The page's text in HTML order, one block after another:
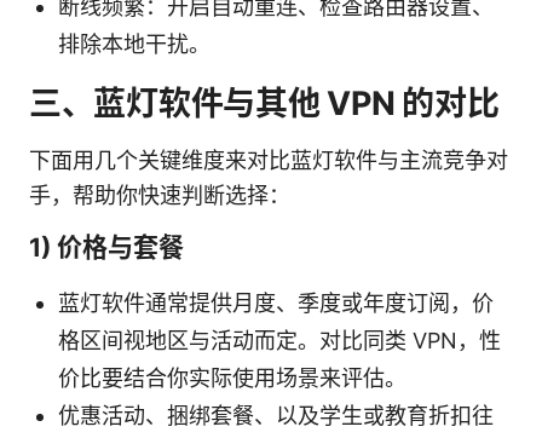
断线频繁：开启自动重连、检查路由器设置、
排除本地干扰。
三、蓝灯软件与其他 VPN 的对比
下面用几个关键维度来对比蓝灯软件与主流竞争对
手，帮助你快速判断选择：
1) 价格与套餐
蓝灯软件通常提供月度、季度或年度订阅，价
格区间视地区与活动而定。对比同类 VPN，性
价比要结合你实际使用场景来评估。
优惠活动、捆绑套餐、以及学生或教育折扣往